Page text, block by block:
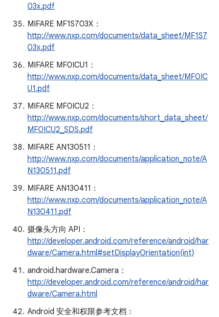
03x.pdf
MIFARE MF1S703X：
http://www.nxp.com/documents/data_sheet/MF1S7
03x.pdf
MIFARE MF0ICU1：
http://www.nxp.com/documents/data_sheet/MF0IC
U1.pdf
MIFARE MF0ICU2：
http://www.nxp.com/documents/short_data_sheet/
MF0ICU2_SDS.pdf
MIFARE AN130511：
http://www.nxp.com/documents/application_note/A
N130511.pdf
MIFARE AN130411：
http://www.nxp.com/documents/application_note/A
N130411.pdf
摄像头方向 API：
http://developer.android.com/reference/android/har
dware/Camera.html#setDisplayOrientation(int)
android.hardware.Camera：
http://developer.android.com/reference/android/har
dware/Camera.html
Android 安全和权限参考文档：